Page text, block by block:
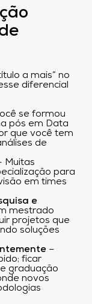
a mais” no
diferencial
se formou
pós em Data
que você tem
de
Muitas
para
em times
e
mestrado
projetos que
soluções
–
ficar
graduação
novos